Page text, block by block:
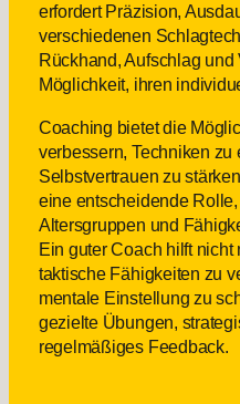
erfordert Präzision,
verschiedenen
Rückhand, Aufschlag
Möglichkeit, ihren
Coaching bietet die
verbessern, Techniken zu
Selbstvertrauen zu
eine entscheidende
Altersgruppen und
Ein guter Coach hilft
taktische Fähigkeiten zu
mentale Einstellung zu
gezielte Übungen,
regelmäßiges Feedback.